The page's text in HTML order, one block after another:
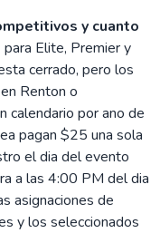
y cuanto
Elite, Premier y
cerrado, pero los
Renton o
calendario por ano de
pagan $25 una sola
el dia del evento
a las 4:00 PM del dia
asignaciones de
y los seleccionados